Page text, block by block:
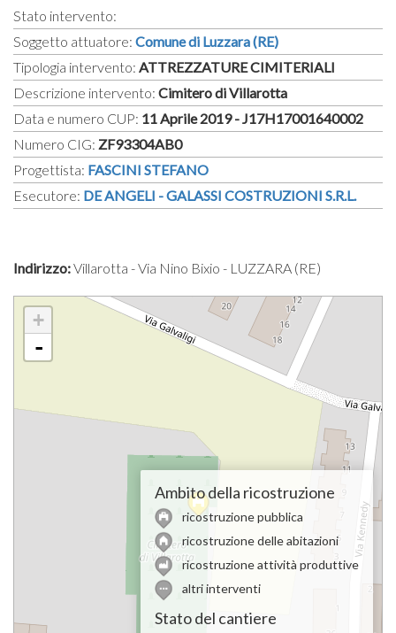
Stato intervento:
Soggetto attuatore: Comune di Luzzara (RE)
Tipologia intervento: ATTREZZATURE CIMITERIALI
Descrizione intervento: Cimitero di Villarotta
Data e numero CUP: 11 Aprile 2019 - J17H17001640002
Numero CIG: ZF93304AB0
Progettista: FASCINI STEFANO
Esecutore: DE ANGELI - GALASSI COSTRUZIONI S.R.L.
Indirizzo:Villarotta - Via Nino Bixio - LUZZARA (RE)
+
-
Ambito della ricostruzione
ricostruzione pubblica
ricostruzione delle abitazioni
ricostruzione attività produttive
altri interventi
Stato del cantiere